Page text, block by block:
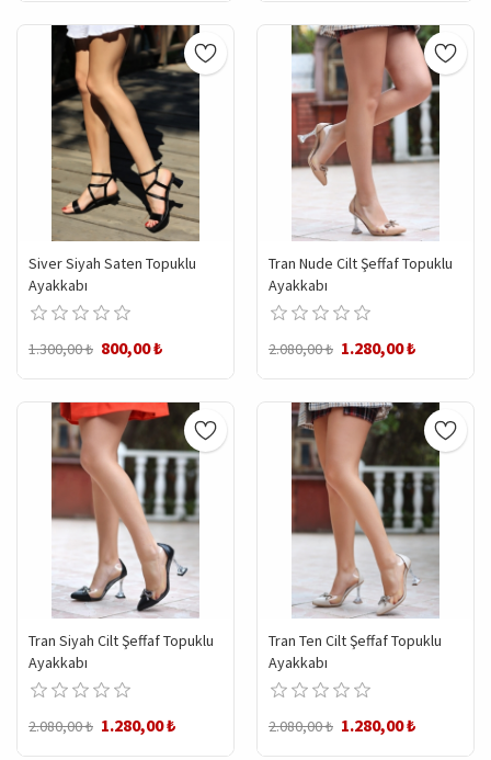
Siver Siyah Saten Topuklu
Ayakkabı
1.300,00 ₺ 800,00 ₺
Tran Nude Cilt Şeffaf Topuklu
Ayakkabı
2.080,00 ₺ 1.280,00 ₺
Tran Siyah Cilt Şeffaf Topuklu
Ayakkabı
2.080,00 ₺ 1.280,00 ₺
Tran Ten Cilt Şeffaf Topuklu
Ayakkabı
2.080,00 ₺ 1.280,00 ₺